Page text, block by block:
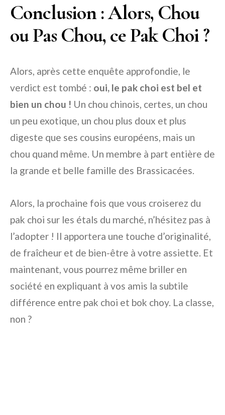
Conclusion : Alors, Chou
ou Pas Chou, ce Pak Choi ?
Alors, après cette enquête approfondie, le
verdict est tombé : oui, le pak choi est bel et
bien un chou ! Un chou chinois, certes, un chou
un peu exotique, un chou plus doux et plus
digeste que ses cousins européens, mais un
chou quand même. Un membre à part entière de
la grande et belle famille des Brassicacées.
Alors, la prochaine fois que vous croiserez du
pak choi sur les étals du marché, n’hésitez pas à
l’adopter ! Il apportera une touche d’originalité,
de fraîcheur et de bien-être à votre assiette. Et
maintenant, vous pourrez même briller en
société en expliquant à vos amis la subtile
différence entre pak choi et bok choy. La classe,
non ?